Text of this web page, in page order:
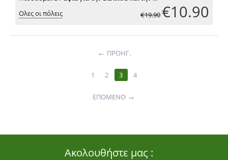
Ολες οι πόλεις
€19.90 €10.90
← ΠΡΟΗΓ.
1 2 3 4
ΕΠΌΜΕΝΟ →
Ακολουθήστε μας :